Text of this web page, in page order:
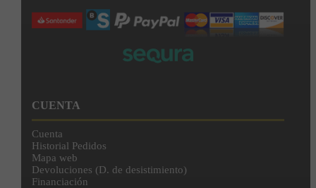
CUENTA
Cuenta
Historial Pedidos
Mapa web
Devoluciones (D. de desistimiento)
Financiación